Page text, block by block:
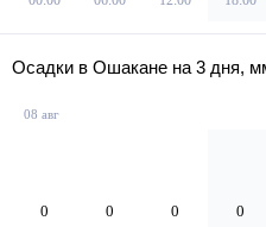
Осадки в Ошакане на 3 дня,
08 авг
0 0 0 0